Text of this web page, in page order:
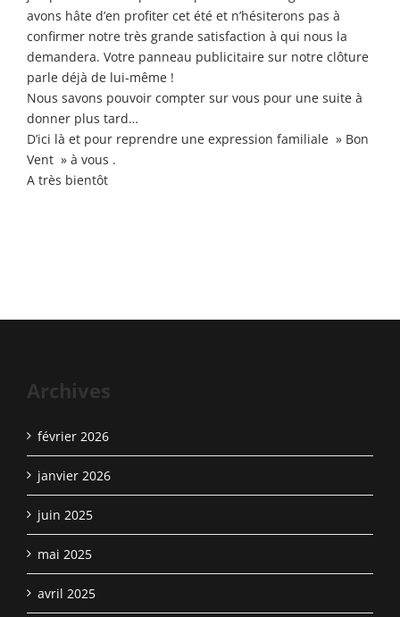
avons hâte d’en profiter cet été et n’hésiterons pas à
confirmer notre très grande satisfaction à qui nous la
demandera. Votre panneau publicitaire sur notre clôture
parle déjà de lui-même !
Nous savons pouvoir compter sur vous pour une suite à
donner plus tard…
D’ici là et pour reprendre une expression familiale » Bon
Vent » à vous .
A très bientôt
Archives
février 2026
janvier 2026
juin 2025
mai 2025
avril 2025